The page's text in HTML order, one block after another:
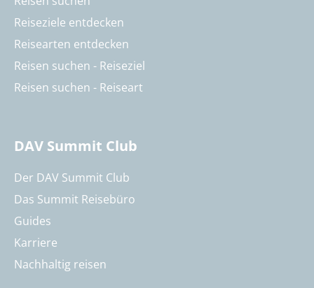
Reiseziele entdecken
Reisearten entdecken
Reisen suchen - Reiseziel
Reisen suchen - Reiseart
DAV Summit Club
Der DAV Summit Club
Das Summit Reisebüro
Guides
Karriere
Nachhaltig reisen